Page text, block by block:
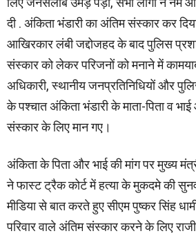
दी . अंकिता भंडारी का अंतिम संस्कार कर
आखिरकार लंबी जद्दोजहद के बाद पुलिस
संस्कार को लेकर परिजनों को मनाने में
अधिकारी, स्थानीय जनप्रतिनिधियों और
के पश्चात अंकिता भंडारी के माता-पिता व
संस्कार के लिए मान गए।
अंकिता के पिता और भाई की मांग पर मुख्य
ने फास्ट ट्रैक कोर्ट में हत्या के मुकदमे की
मीडिया से बात करते हुए सीएम पुष्कर सिंह
परिवार वाले अंतिम संस्कार करने के लिए